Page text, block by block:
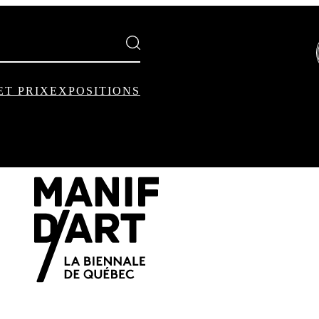
PRIXEXPOSITIONS